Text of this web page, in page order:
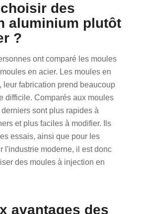
des
aluminium plutôt
?
ont comparé les moules
en acier. Les moules en
leur fabrication prend beaucoup
difficile. Comparés aux moules
sont plus rapides à
et plus faciles à modifier. Ils
essais, ainsi que pour les
l'industrie moderne, il est donc
des moules à injection en
avantages des